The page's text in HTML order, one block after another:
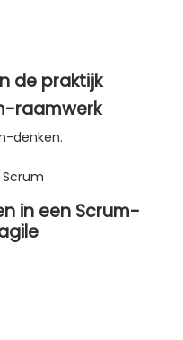
de praktijk
raamwerk
denken.
in een Scrum-